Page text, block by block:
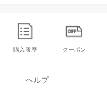
購入履歴 クーポン
ヘルプ